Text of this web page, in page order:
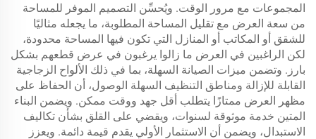
المجموعات مع مرور الوقت. ويُحسِّن التصميم الموفر للمساحة
من سعة العرض مع تقليل المساحة المطلوبة، ما يجعله مثاليًا
للشقق أو المكاتب أو المنازل التي تكون فيها المساحة محدودة،
لكن الراغبين في العرض ما زالوا يرغبون في عرض قطعهم بشكل
بارز. وتضمن ميزات الصيانة السهلة، بما في ذلك الألواح الزجاجية
القابلة للإزالة ومناطق التنظيف السهلة الوصول، أن الحفاظ على
مظهر العرض ممتازًا يتطلب أقل جهد ووقت ممكن. ويضمن البناء
المتين خدمة موثوقة لسنوات، ويقضي على القلق بشأن تكاليف
الاستبدال، ويضمن أن الاستثمار الأولي يقدم قيمة دائمة. ويعزز